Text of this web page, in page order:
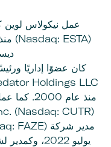
عمل نيكولاس لوين